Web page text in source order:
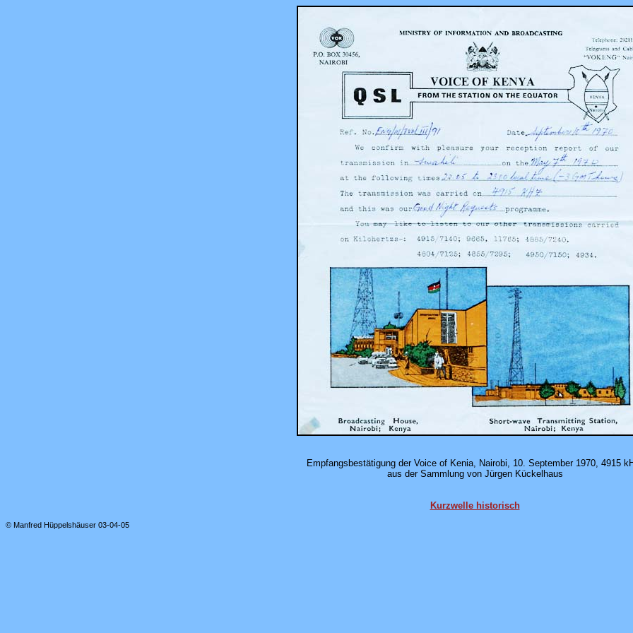
Empfangsbestätigung der Voice of Kenia, Nairobi, 10. September 1970, 4915
aus der Sammlung von Jürgen Kückelhaus
Kurzwelle historisch
© Manfred Hüppelshäuser 03-04-05